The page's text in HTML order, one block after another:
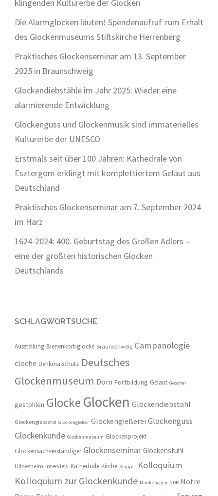
klingenden Kulturerbe der Glocken
Die Alarmglocken läuten! Spendenaufruf zum Erhalt
des Glockenmuseums Stiftskirche Herrenberg
Praktisches Glockenseminar am 13. September
2025 in Braunschweig
Glockendiebstähle im Jahr 2025: Wieder eine
alarmierende Entwicklung
Glockenguss und Glockenmusik sind immaterielles
Kulturerbe der UNESCO
Erstmals seit über 100 Jahren: Kathedrale von
Esztergom erklingt mit komplettiertem Geläut aus
Deutschland
Praktisches Glockenseminar am 7. September 2024
im Harz
1624-2024: 400. Geburtstag des Großen Adlers –
eine der größten historischen Glocken
Deutschlands
SCHLAGWORTSUCHE
Ausstellung Bienenkorbglocke Braunschweig Campanologie
cloche Denkmalschutz Deutsches
Glockenmuseum Dom Fortbildung Geläut Gescher
gestohlen Glocke Glocken Glockendiebstahl
Glockengiesserei Glockengießer Glockengießerei Glockenguss
Glockenkunde Glockenmuseum Glockenprojekt
Glockensachverständiger Glockenseminar Glockenstuhl
Hildesheim Interview Kathedrale Kirche Klöppel Kolloquium
Kolloquium zur Glockenkunde Monkehagen NDR Notre